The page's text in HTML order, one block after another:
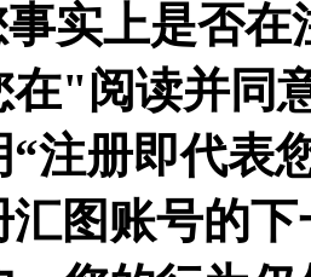
实上是否
在"阅读并同
“注册即代表
图账号的